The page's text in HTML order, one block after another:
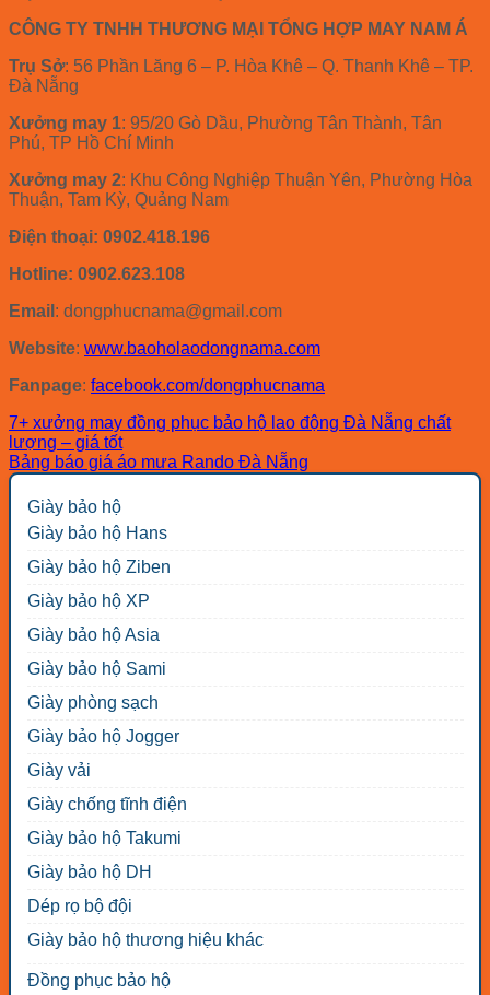
CÔNG TY TNHH THƯƠNG MẠI TỔNG HỢP MAY NAM Á
Trụ Sở: 56 Phần Lăng 6 – P. Hòa Khê – Q. Thanh Khê – TP.
Đà Nẵng
Xưởng may 1: 95/20 Gò Dầu, Phường Tân Thành, Tân
Phú, TP Hồ Chí Minh
Xưởng may 2: Khu Công Nghiệp Thuận Yên, Phường Hòa
Thuận, Tam Kỳ, Quảng Nam
Điện thoại: 0902.418.196
Hotline: 0902.623.108
Email : dongphucnama@gmail.com
Website: www.baoholaodongnama.com
Fanpage: facebook.com/dongphucnama
7+ xưởng may đồng phục bảo hộ lao động Đà Nẵng chất
lượng – giá tốt
Bảng báo giá áo mưa Rando Đà Nẵng
Giày bảo hộ
Giày bảo hộ Hans
Giày bảo hộ Ziben
Giày bảo hộ XP
Giày bảo hộ Asia
Giày bảo hộ Sami
Giày phòng sạch
Giày bảo hộ Jogger
Giày vải
Giày chống tĩnh điện
Giày bảo hộ Takumi
Giày bảo hộ DH
Dép rọ bộ đội
Giày bảo hộ thương hiệu khác
Đồng phục bảo hộ